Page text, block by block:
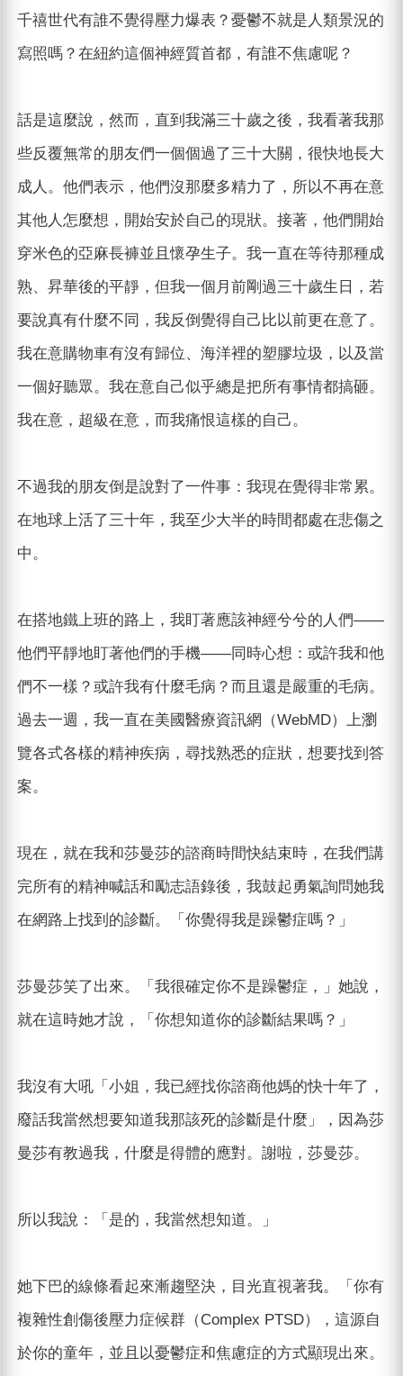
千禧世代有誰不覺得壓力爆表？憂鬱不就是人類景況的
寫照嗎？在紐約這個神經質首都，有誰不焦慮呢？
話是這麼說，然而，直到我滿三十歲之後，我看著我那
些反覆無常的朋友們一個個過了三十大關，很快地長大
成人。他們表示，他們沒那麼多精力了，所以不再在意
其他人怎麼想，開始安於自己的現狀。接著，他們開始
穿米色的亞麻長褲並且懷孕生子。我一直在等待那種成
熟、昇華後的平靜，但我一個月前剛過三十歲生日，若
要說真有什麼不同，我反倒覺得自己比以前更在意了。
我在意購物車有沒有歸位、海洋裡的塑膠垃圾，以及當
一個好聽眾。我在意自己似乎總是把所有事情都搞砸。
我在意，超級在意，而我痛恨這樣的自己。
不過我的朋友倒是說對了一件事：我現在覺得非常累。
在地球上活了三十年，我至少大半的時間都處在悲傷之
中。
在搭地鐵上班的路上，我盯著應該神經兮兮的人們——
他們平靜地盯著他們的手機——同時心想：或許我和他
們不一樣？或許我有什麼毛病？而且還是嚴重的毛病。
過去一週，我一直在美國醫療資訊網（WebMD）上瀏
覽各式各樣的精神疾病，尋找熟悉的症狀，想要找到答
案。
現在，就在我和莎曼莎的諮商時間快結束時，在我們講
完所有的精神喊話和勵志語錄後，我鼓起勇氣詢問她我
在網路上找到的診斷。「你覺得我是躁鬱症嗎？」
莎曼莎笑了出來。「我很確定你不是躁鬱症，」她說，
就在這時她才說，「你想知道你的診斷結果嗎？」
我沒有大吼「小姐，我已經找你諮商他媽的快十年了，
廢話我當然想要知道我那該死的診斷是什麼」，因為莎
曼莎有教過我，什麼是得體的應對。謝啦，莎曼莎。
所以我說：「是的，我當然想知道。」
她下巴的線條看起來漸趨堅決，目光直視著我。「你有
複雜性創傷後壓力症候群（Complex PTSD），這源自
於你的童年，並且以憂鬱症和焦慮症的方式顯現出來。